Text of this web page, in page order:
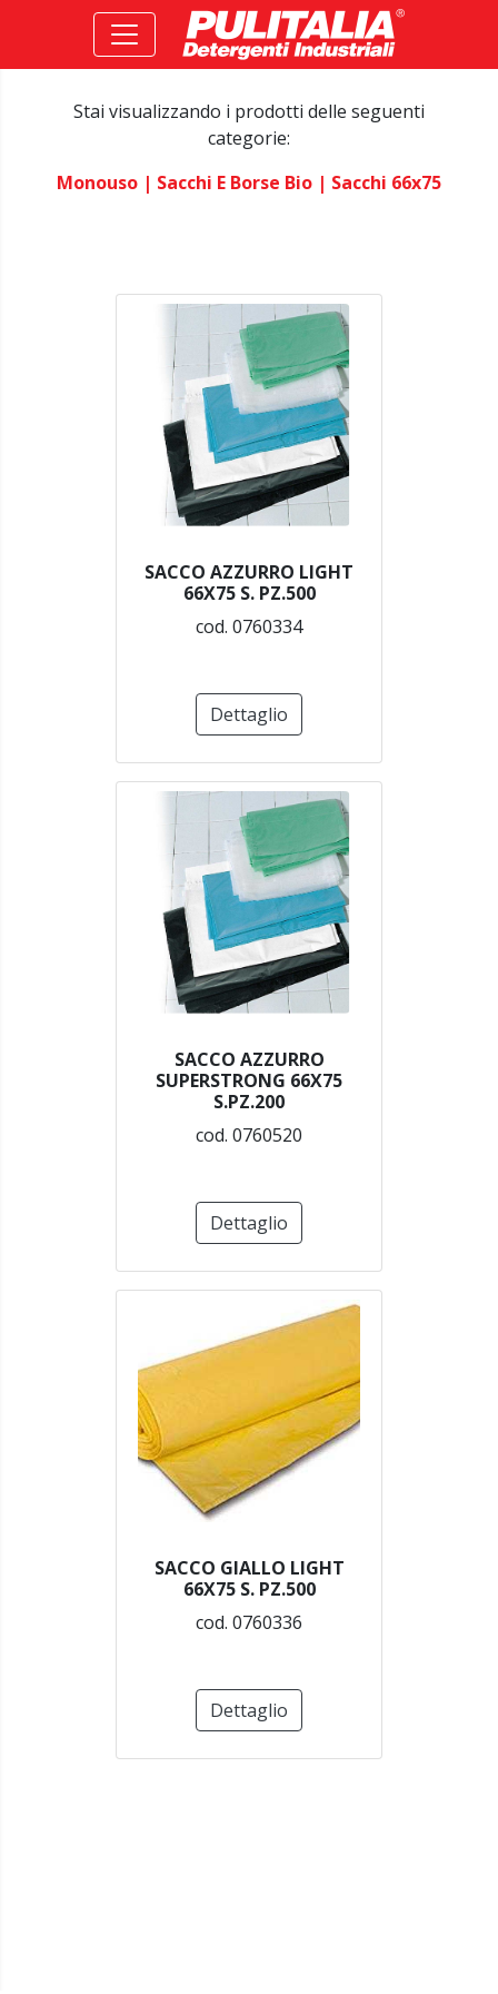
Stai visualizzando i prodotti delle seguenti
categorie:
Monouso | Sacchi E Borse Bio | Sacchi 66x75
SACCO AZZURRO LIGHT
66X75 S. PZ.500
cod. 0760334
Dettaglio
SACCO AZZURRO
SUPERSTRONG 66X75
S.PZ.200
cod. 0760520
Dettaglio
SACCO GIALLO LIGHT
66X75 S. PZ.500
cod. 0760336
Dettaglio